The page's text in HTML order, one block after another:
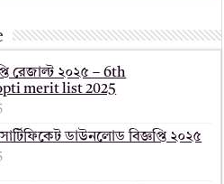
রেজাল্ট ২০২৫ – 6th
merit list 2025
ডাউনলোড বিজ্ঞপ্তি ২০২৫